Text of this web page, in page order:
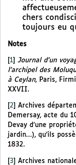
chers
toujours eu
Notes
[1] Journal d’un
l’archipel des
à Ceylan, Paris,
XXVII.
2
Archives
Demersay, acte du
Devay d’une
jardin…), qu’ils
1832.
3
Archives